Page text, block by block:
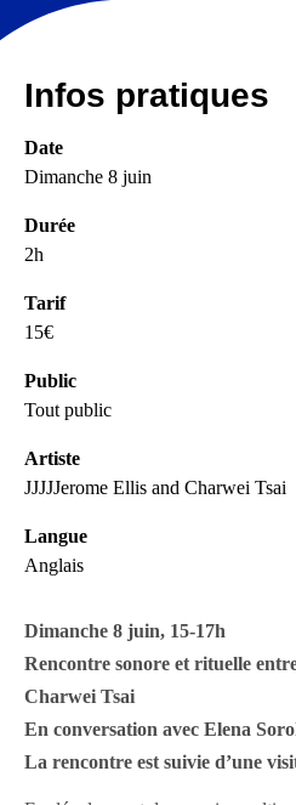
Infos pratiques
Date
Dimanche 8 juin
Durée
2h
Tarif
15€
Public
Tout public
Artiste
JJJJJerome Ellis and Charwei Tsai
Langue
Anglais
Dimanche 8 juin, 15-17h
Rencontre sonore et rituelle
Charwei Tsai
En conversation avec Elena
La rencontre est suivie d’une